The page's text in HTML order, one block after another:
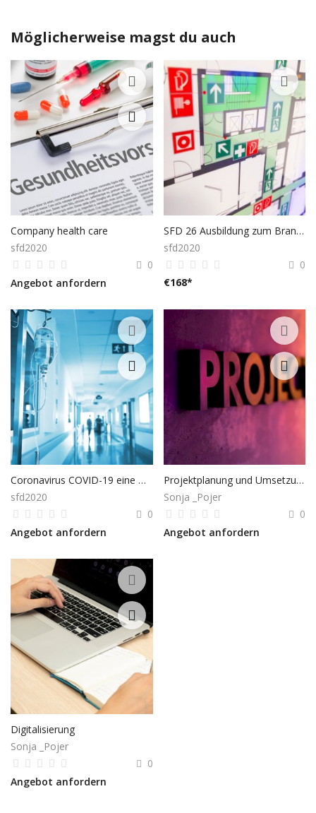
Möglicherweise magst du auch
Company health care
sfd2020
0
Angebot anfordern
SFD 26 Ausbildung zum Brandschutzbeauftragten lt. TRVB O117 – Modul 2
sfd2020
0
€168*
Coronavirus COVID-19 eine Herausforderung für Unternehmen
sfd2020
0
Angebot anfordern
Projektplanung und Umsetzungsbegleitung
Sonja _Pojer
0
Angebot anfordern
Digitalisierung
Sonja _Pojer
0
Angebot anfordern